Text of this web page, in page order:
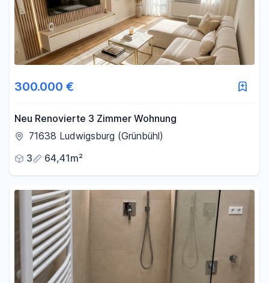
300.000 €
Neu Renovierte 3 Zimmer Wohnung
71638 Ludwigsburg (Grünbühl)
3
64,41m²